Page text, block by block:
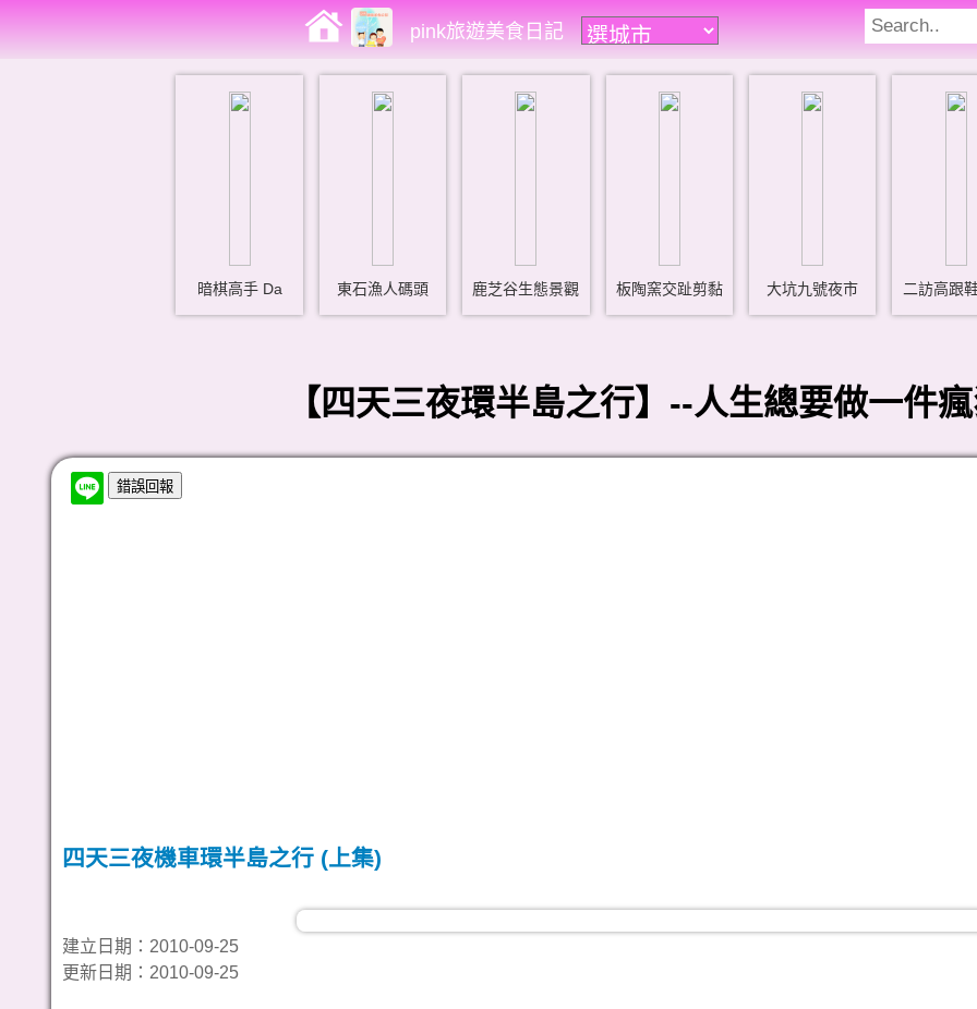
pink旅遊美食日記
暗棋高手 Da 東石漁人碼頭 鹿芝谷生態景觀 板陶窯交趾剪黏 大坑九號夜市 二訪高跟
【四天三夜環半島之行】--人生總要做一件
四天三夜機車環半島之行 (上集)
建立日期：2010-09-25
更新日期：2010-09-25